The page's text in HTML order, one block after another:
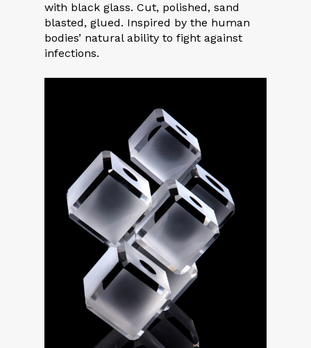
with black glass. Cut, polished, sand
blasted, glued. Inspired by the human
bodies’ natural ability to fight against
infections.